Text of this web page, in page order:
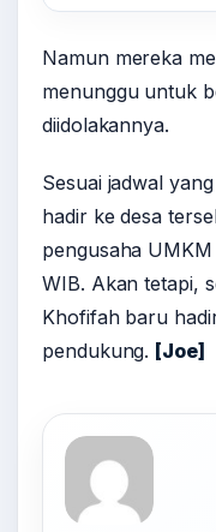
Namun mereka
menunggu untuk
diidolakannya.
Sesuai jadwal
hadir ke desa
pengusaha
WIB. Akan tetapi,
Khofifah baru
pendukung. [Joe]